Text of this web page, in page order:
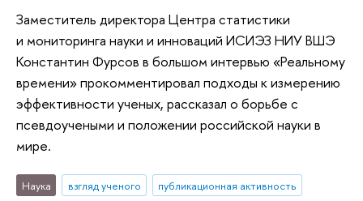
Заместитель директора Центра статистики
и мониторинга науки и инноваций ИСИЭЗ НИУ ВШЭ
Константин Фурсов в большом интервью «Реальному
времени» прокомментировал подходы к измерению
эффективности ученых, рассказал о борьбе с
псевдоучеными и положении российской науки в
мире.
Наука взгляд ученого
публикационная активность